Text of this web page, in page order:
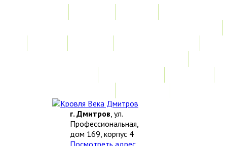
г. Дмитров, ул.
Профессиональная,
дом 169, корпус 4
Посмотреть адрес